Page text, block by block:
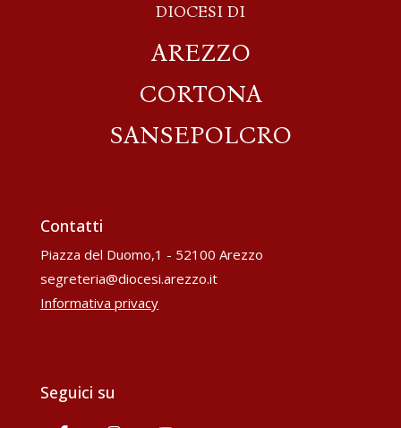
DIOCESI DI
AREZZO
CORTONA
SANSEPOLCRO
Contatti
Piazza del Duomo,1 - 52100 Arezzo
segreteria@diocesi.arezzo.it
Informativa privacy
Seguici su